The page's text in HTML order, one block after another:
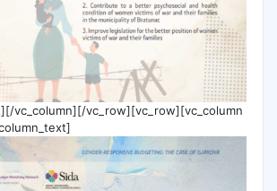
vc_column][/vc_row][vc_row][vc_column